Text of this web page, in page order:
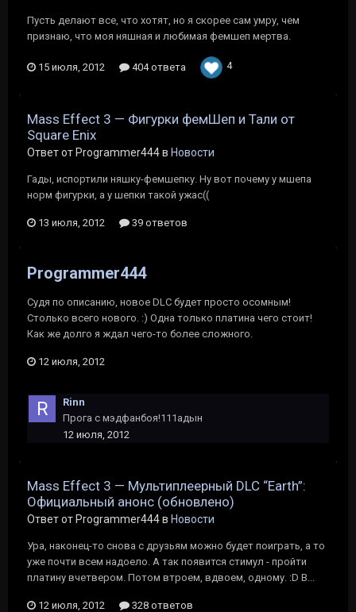
Пусть делают все, что хотят, но я скорее сам умру, чем
признаю, что моя няшная и любимая фемшеп мертва.
15 июля, 2012 404 ответа 4
Mass Effect 3 — Фигурки фемШеп и Тали от
Square Enix
Ответ от Programmer444 в Новости
Гады, испортили няшку-фемшепку. Ну вот почему у мшепа
норм фигурки, а у шепки такой ужас((
13 июля, 2012 39 ответов
Programmer444
Судя по описанию, новое DLC будет просто осомным!
Столько всего нового. :) Одна только платина чего стоит!
Как же долго я ждал чего-то более сложного.
12 июля, 2012
Rinn
Прога с мэдфанбоя!111адын
12 июля, 2012
Mass Effect 3 — Мультиплеерный DLC “Earth”:
Официальный анонс (обновлено)
Ответ от Programmer444 в Новости
Ура, наконец-то снова с друзьям можно будет поиграть, а то
уже почти всем надоело. А так появится стимул - пройти
платину вчетвером. Потом втроем, вдвоем, одному. :D В...
12 июля, 2012 328 ответов